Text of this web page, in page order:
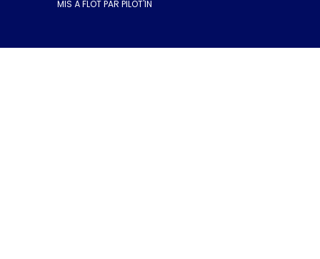
MIS À FLOT PAR PILOT'IN